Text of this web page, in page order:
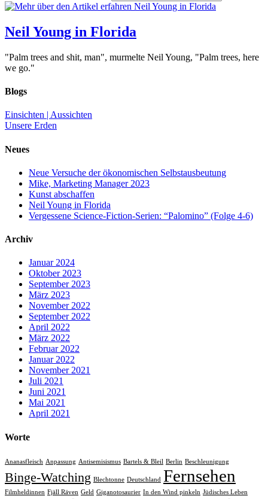
Neil Young in Florida
"Palm trees and shit, man", murmelte Neil Young, "Palm trees, here
we go."
Blogs
Einsichten | Aussichten
Unsere Erden
Neues
Neue Versuche der ökonomischen Selbstausbeutung
Mike, Marketing Manager 2023
Kunst abschaffen
Neil Young in Florida
Vergessene Science-Fiction-Serien: “Palomino” (Folge 4-6)
Archiv
Januar 2024
Oktober 2023
September 2023
März 2023
November 2022
September 2022
April 2022
März 2022
Februar 2022
Januar 2022
November 2021
Juli 2021
Juni 2021
Mai 2021
April 2021
Worte
Ananasfleisch Anpassung Antisemisismus Bartels & Bleil Berlin Beschleunigung
Binge-Watching Blechtonne Deutschland Fernsehen
Filmheldinnen Fjäll Räven Geld Giganotosaurier In den Wind pinkeln Jüdisches Leben